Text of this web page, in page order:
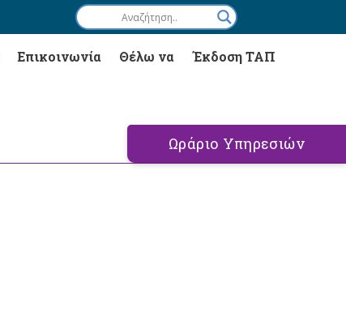
Επικοινωνία Θέλω να Έκδοση ΤΑΠ
Ωράριο Υπηρεσιών